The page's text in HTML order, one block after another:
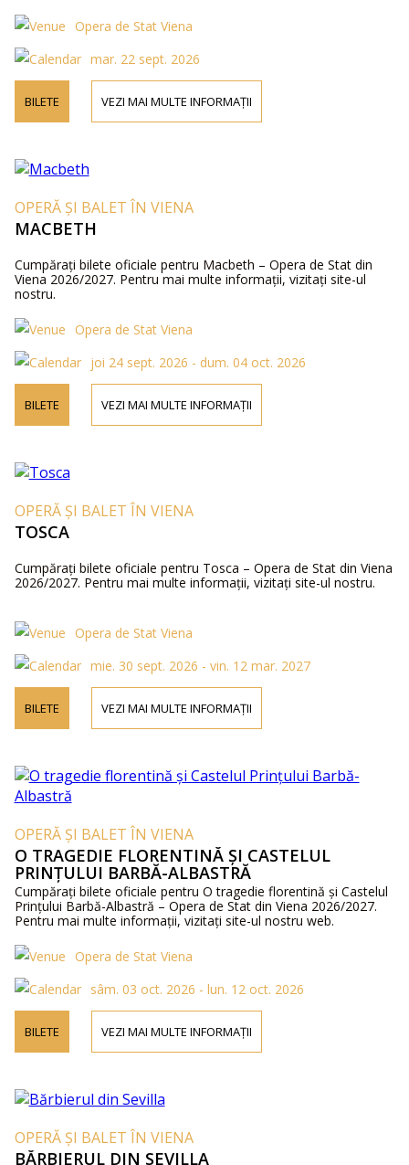
Opera de Stat Viena
mar. 22 sept. 2026
BILETE VEZI MAI MULTE INFORMAȚII
OPERĂ ȘI BALET ÎN VIENA
MACBETH
Cumpărați bilete oficiale pentru Macbeth – Opera de Stat din
Viena 2026/2027. Pentru mai multe informații, vizitați site-ul
nostru.
Opera de Stat Viena
joi 24 sept. 2026 - dum. 04 oct. 2026
BILETE VEZI MAI MULTE INFORMAȚII
OPERĂ ȘI BALET ÎN VIENA
TOSCA
Cumpărați bilete oficiale pentru Tosca – Opera de Stat din Viena
2026/2027. Pentru mai multe informații, vizitați site-ul nostru.
Opera de Stat Viena
mie. 30 sept. 2026 - vin. 12 mar. 2027
BILETE VEZI MAI MULTE INFORMAȚII
OPERĂ ȘI BALET ÎN VIENA
O TRAGEDIE FLORENTINĂ ȘI CASTELUL
PRINȚULUI BARBĂ-ALBASTRĂ
Cumpărați bilete oficiale pentru O tragedie florentină și Castelul
Prințului Barbă-Albastră – Opera de Stat din Viena 2026/2027.
Pentru mai multe informații, vizitați site-ul nostru web.
Opera de Stat Viena
sâm. 03 oct. 2026 - lun. 12 oct. 2026
BILETE VEZI MAI MULTE INFORMAȚII
OPERĂ ȘI BALET ÎN VIENA
BĂRBIERUL DIN SEVILLA